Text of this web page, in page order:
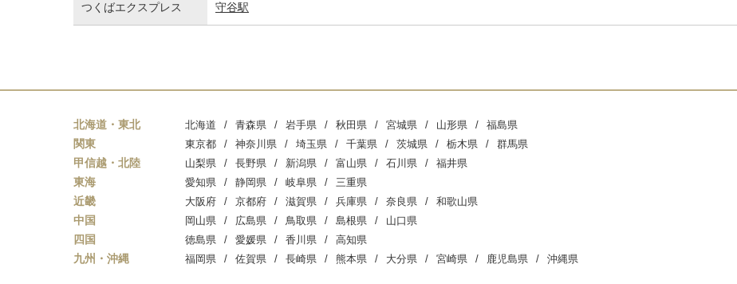
つくばエクスプレス 守谷駅
北海道・東北 北海道 青森県 岩手県 秋田県 宮城県 山形県 福島県
関東 東京都 神奈川県 埼玉県 千葉県 茨城県 栃木県 群馬県
甲信越・北陸 山梨県 長野県 新潟県 富山県 石川県 福井県
東海 愛知県 静岡県 岐阜県 三重県
近畿 大阪府 京都府 滋賀県 兵庫県 奈良県 和歌山県
中国 岡山県 広島県 鳥取県 島根県 山口県
四国 徳島県 愛媛県 香川県 高知県
九州・沖縄 福岡県 佐賀県 長崎県 熊本県 大分県 宮崎県 鹿児島県 沖縄県